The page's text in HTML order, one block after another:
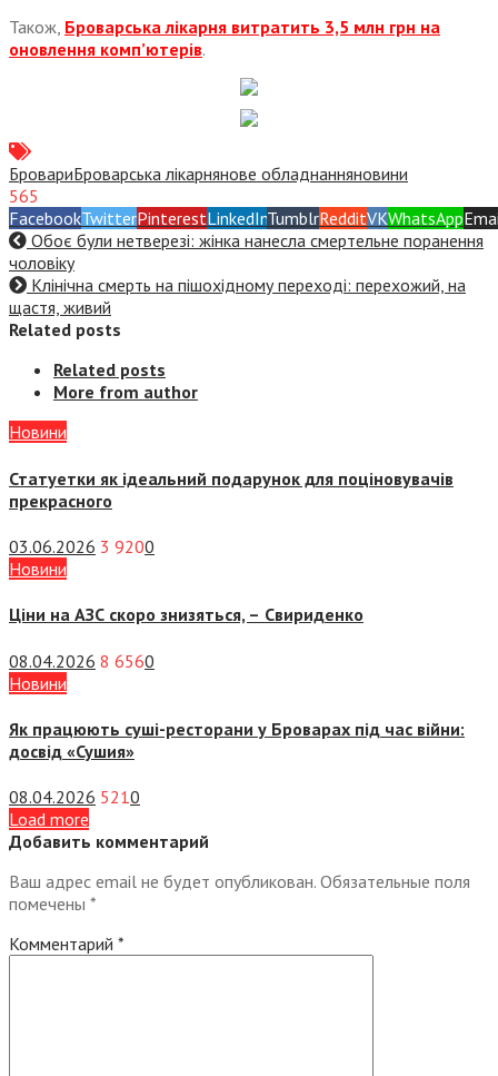
Також, Броварська лікарня витратить 3,5 млн грн на
оновлення комп’ютерів.
БровариБроварська лікарнянове обладнанняновини
565
FacebookTwitterPinterestLinkedInTumblrRedditVKWhatsApp
Обоє були нетверезі: жінка нанесла смертельне поранення
чоловіку
Клінічна смерть на пішохідному переході: перехожий, на
щастя, живий
Related posts
Related posts
More from author
Новини
Статуетки як ідеальний подарунок для поціновувачів
прекрасного
03.06.2026 3 9200
Новини
Ціни на АЗС скоро знизяться, – Свириденко
08.04.2026 8 6560
Новини
Як працюють суші-ресторани у Броварах під час війни:
досвід «Сушия»
08.04.2026 5210
Load more
Добавить комментарий
Ваш адрес email не будет опубликован. Обязательные поля
помечены *
Комментарий *